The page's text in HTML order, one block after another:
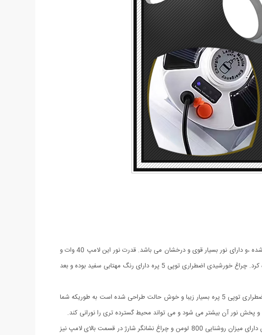
چراغ خورشیدی اضطراری توپی 5 پره وسیله ایی مناسب برای سفر و کمپینگ است، جنس بدنه این لامپ از پلاستیک محکم ساخته شده ،و دارای نور بسیار قوی و درخشان می باشد. قدرت نور این لامپ 40 وات و
به 5 حالت صرفه جوی ،قوی، کم نور و چشمک زن سریع و آرام است که از حالت چشمک زن آن میتوان برای مواقع اضطراری استفاده کرد. چراغ خورشیدی اضطراری توپی 5 پره دارای رنگ مهتابی سفید بوده و بعد
در بالای لامپ حلقه آویزی برای نصب وجود دارد و به شما این امکان را می دهد تا هر کجا که خواستید نصب کنید.چراغ خورشیدی اضطراری توپی 5 پره بسیار زیبا و خوش حالت طراحی شده است به طوریکه شما
و پخش نور آن بیشتر می شود و می تواند محیط گسترده تری را نورانی کند.
از ویژگی های دیگر این لامپ داشتن صفحه سولار می باشد و این خود می تواند بهترین کمک را در ذخیره انرژی داشته باشد، همچنین دارای میزان روشنایی 800 لومن و چراغ نشانگر شارژ در قسمت بالای لامپ نیز